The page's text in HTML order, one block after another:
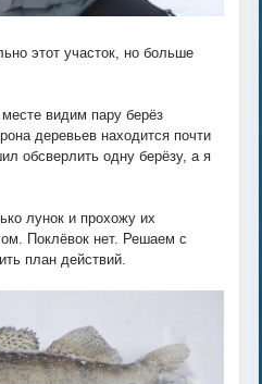
этот участок, но больше
видим пару берёз
деревьев находится почти
обсверлить одну берёзу, а я
лунок и прохожу их
Поклёвок нет. Решаем с
план действий.